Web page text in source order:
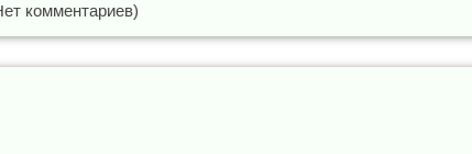
комментариев)